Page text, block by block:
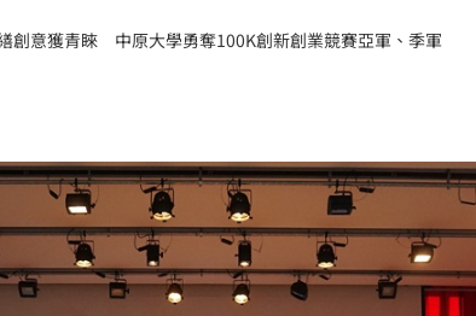
創意獲青睞 中原大學勇奪100K創新創業競賽亞軍、季軍